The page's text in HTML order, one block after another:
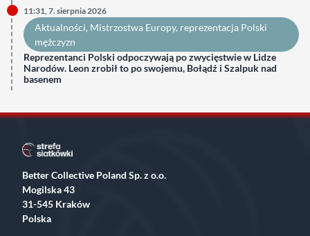
11:31, 7. sierpnia 2026
Aktualności, Mistrzostwa Europy, reprezentacja Polski
mężczyzn
Reprezentanci Polski odpoczywają po zwycięstwie w Lidze
Narodów. Leon zrobił to po swojemu, Bołądź i Szalpuk nad
basenem
Better Collective Poland Sp. z o.o.
Mogilska 43
31-545 Kraków
Polska